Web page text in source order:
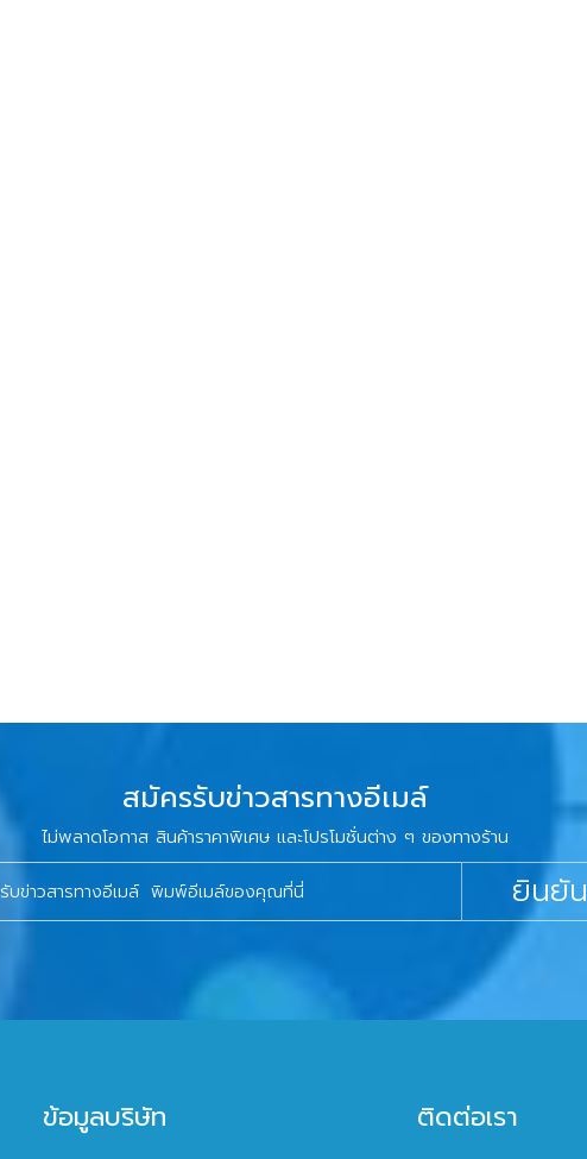
สมัครรับข่าวสารทางอีเมล์
ไม่พลาดโอกาส สินค้าราคาพิเศษ และโปรโมชั่นต่าง ๆ ของทางร้าน
ยินยัน
ข้อมูลบริษัท ติดต่อเรา